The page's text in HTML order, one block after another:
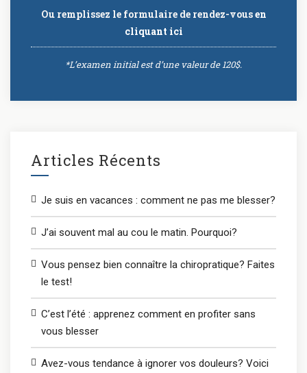
Ou remplissez le formulaire de rendez-vousen
cliquant ici
*L’examen initial est d’une valeur de 120$.
Articles Récents
Je suis en vacances : comment ne pas me blesser?
J’ai souvent mal au cou le matin. Pourquoi?
Vous pensez bien connaître la chiropratique? Faites
le test!
C’est l’été : apprenez comment en profiter sans
vous blesser
Avez-vous tendance à ignorer vos douleurs? Voici